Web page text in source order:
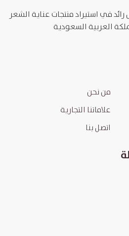
في استيراد منتجات عناية الشعر
العربية السعودية
من نحن
علاماتنا التجارية
اتصل بنا